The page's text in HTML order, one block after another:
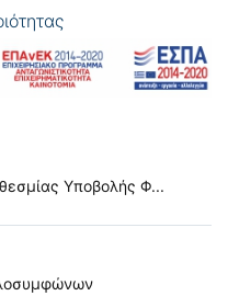
Υποβολής Φ...